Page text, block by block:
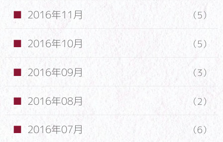
2016年11月 （5）
2016年10月 （5）
2016年09月 （3）
2016年08月 （2）
2016年07月 （6）